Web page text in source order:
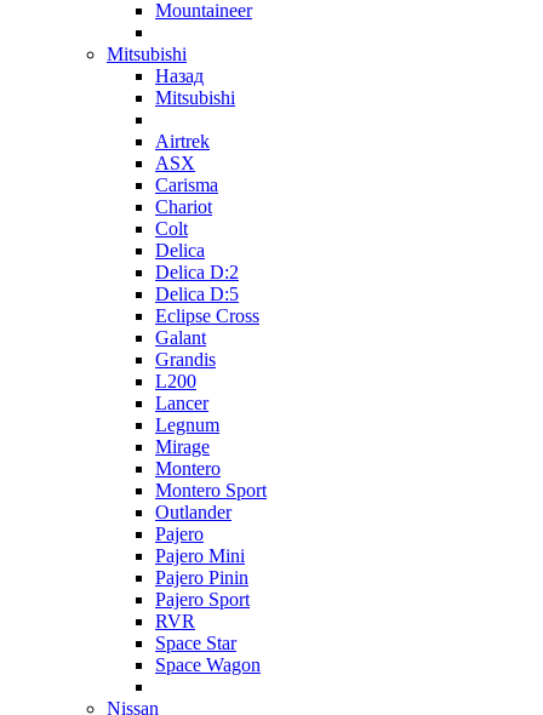
Mountaineer
Mitsubishi
Назад
Mitsubishi
Airtrek
ASX
Carisma
Chariot
Colt
Delica
Delica D:2
Delica D:5
Eclipse Cross
Galant
Grandis
L200
Lancer
Legnum
Mirage
Montero
Montero Sport
Outlander
Pajero
Pajero Mini
Pajero Pinin
Pajero Sport
RVR
Space Star
Space Wagon
Nissan